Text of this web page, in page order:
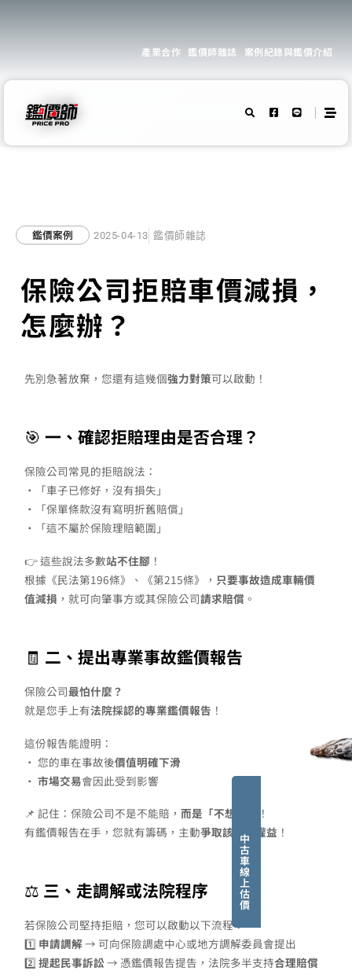
產業合作 鑑價師雜誌 案例紀錄與鑑價介紹
中
古
車
線
上
估
價
鑑價案例 2025-04-13 鑑價師雜誌
保險公司拒賠車價減損，
怎麼辦？
先別急著放棄，您還有這幾個強力對策可以啟動！
🎯 一、確認拒賠理由是否合理？
保險公司常見的拒賠說法：
•「車子已修好，沒有損失」
•「保單條款沒有寫明折舊賠償」
•「這不屬於保險理賠範圍」
👉 這些說法多數站不住腳 ！
根據《民法第196條》、《第215條》， 只要事故造成車輛價
值減損 ，就可向肇事方或其保險公司請求賠償 。
🧾 二、提出專業事故鑑價報告
保險公司最怕什麼？
就是您手上有法院採認的專業鑑價報告 ！
這份報告能證明：
• 您的車在事故後價值明確下滑
• 市場交易會因此受到影響
📌 記住：保險公司不是不能賠， 而是「不想賠」
！
有鑑價報告在手，您就有籌碼，主動爭取該得的權益 ！
⚖️ 三、走調解或法院程序
若保險公司堅持拒賠，您可以啟動以下流程：
1️⃣ 申請調解→ 可向保險調處中心或地方調解委員會提出
2️⃣提起民事訴訟 → 憑鑑價報告提告，法院多半支持合理賠償